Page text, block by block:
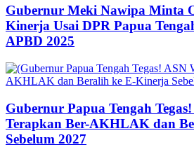
Gubernur Meki Nawipa Minta
Kinerja Usai DPR Papua
APBD 2025
Gubernur Papua Tengah
Terapkan Ber-AKHLAK dan
Sebelum 2027